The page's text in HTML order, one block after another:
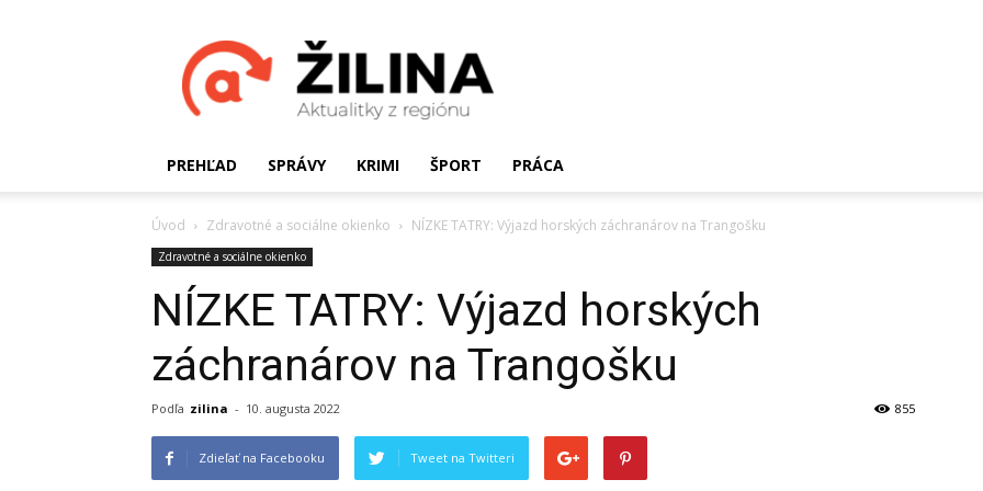
Žilinské
Aktualitky
PREHĽAD SPRÁVY KRIMI ŠPORT PRÁCA
Úvod Zdravotné a sociálne okienko NÍZKE TATRY: Výjazd horských záchranárov na Trangošku
Zdravotné a sociálne okienko
NÍZKE TATRY: Výjazd horských
záchranárov na Trangošku
Podľa zilina - 10. augusta 2022 855
Zdieľať na Facebooku Tweet na Twitteri